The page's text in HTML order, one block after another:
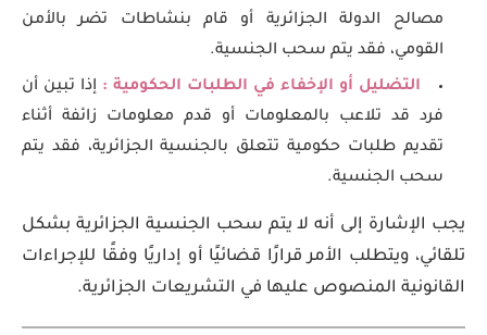
مصالح الدولة الجزائرية أو قام بنشاطات تضر بالأمن
القومي، فقد يتم سحب الجنسية.
التضليل أو الإخفاء في الطلبات الحكومية : إذا تبين أن
فرد قد تلاعب بالمعلومات أو قدم معلومات زائفة أثناء
تقديم طلبات حكومية تتعلق بالجنسية الجزائرية، فقد يتم
سحب الجنسية.
يجب الإشارة إلى أنه لا يتم سحب الجنسية الجزائرية بشكل
تلقائي، ويتطلب الأمر قرارًا قضائيًا أو إداريًا وفقًا للإجراءات
القانونية المنصوص عليها في التشريعات الجزائرية.